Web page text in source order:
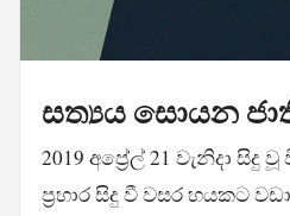
සත්‍යය සොයන
2019 අප්‍රේල් 21 වැනිදා සිදු
ප්‍රහාර සිදු වී වසර හයකට